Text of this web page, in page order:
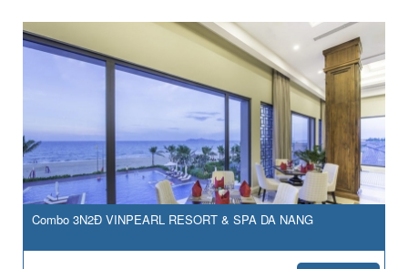
Combo 3N2Đ VINPEARL RESORT & SPA DA NANG